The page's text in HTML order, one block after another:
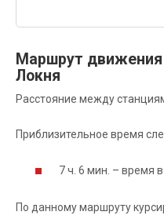
Маршрут
Локня
Расстояние между
Приблизительное время
7 ч. 6 мин. – время
По данному маршруту